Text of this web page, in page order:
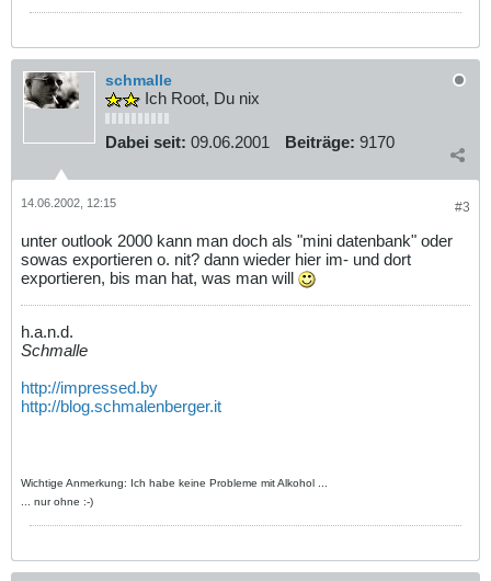
schmalle
Ich Root, Du nix
Dabei seit: 09.06.2001 Beiträge: 9170
#3
14.06.2002, 12:15
unter outlook 2000 kann man doch als "mini datenbank" oder
sowas exportieren o. nit? dann wieder hier im- und dort
exportieren, bis man hat, was man will
h.a.n.d.
Schmalle
http://impressed.by
http://blog.schmalenberger.it
Wichtige Anmerkung: Ich habe keine Probleme mit Alkohol ...
... nur ohne :-)